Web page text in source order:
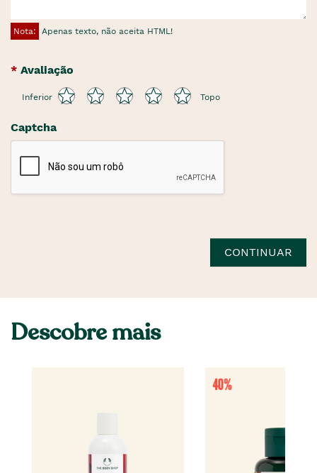
Nota: Apenas texto, não aceita HTML!
Avaliação
Inferior Topo
Captcha
CONTINUAR
Descobre mais